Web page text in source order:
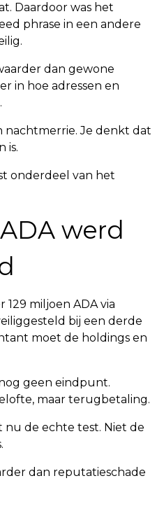
Daardoor was het
phrase in een andere
dan gewone
in hoe adressen en
nachtmerrie. Je denkt dat
is.
onderdeel van het
werd
129 miljoen ADA via
bij een derde
moet de holdings en
geen eindpunt.
maar terugbetaling.
de echte test. Niet de
dan reputatieschade